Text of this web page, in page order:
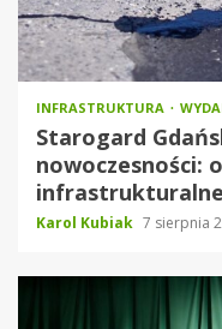
INFRASTRUKTURA
Starogard
nowoczesności:
infrastrukturalne
Karol Kubiak 7 sierpnia